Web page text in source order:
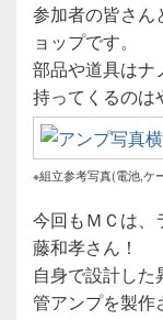
参加者の皆さん
ョップです。
部品や道具はナ
持ってくるのは
※組立参考写真(電池,ケ
今回もＭＣは、
藤和孝さん！
自身で設計し
管アンプを製作